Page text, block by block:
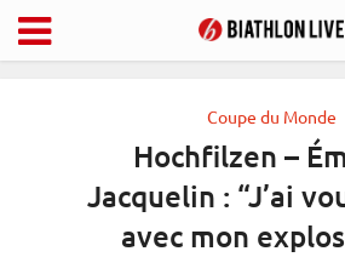
Coupe du Monde
Hochfilzen –
Jacquelin : “J’ai
avec mon